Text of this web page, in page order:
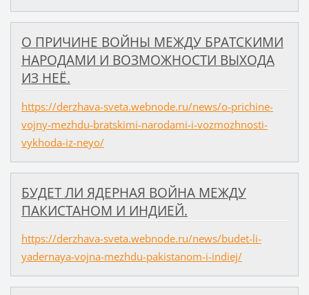
​О ПРИЧИНЕ ВОЙНЫ МЕЖДУ БРАТСКИМИ
НАРОДАМИ И ВОЗМОЖНОСТИ ВЫХОДА
ИЗ НЕЁ.
https://derzhava-sveta.webnode.ru/news/o-prichine-
vojny-mezhdu-bratskimi-narodami-i-vozmozhnosti-
vykhoda-iz-neyo/
БУДЕТ ЛИ ЯДЕРНАЯ ВОЙНА МЕЖДУ
ПАКИСТАНОМ И ИНДИЕЙ.
https://derzhava-sveta.webnode.ru/news/budet-li-
yadernaya-vojna-mezhdu-pakistanom-i-indiej/